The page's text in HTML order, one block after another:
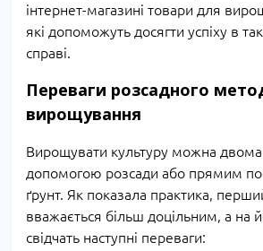
інтернет-магазині товари для
які допоможуть досягти успіху в
справі.
Переваги розсадного
вирощування
Вирощувати культуру можна
допомогою розсади або прямим
ґрунт. Як показала практика,
вважається більш доцільним, а на
свідчать наступні переваги: